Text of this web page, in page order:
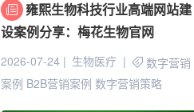
雍熙生物科技行业高端网站建
设案例分享：梅花生物官网
2026-07-24 生物医疗
数字营销
案例 B2B营销案例 数字营销策略